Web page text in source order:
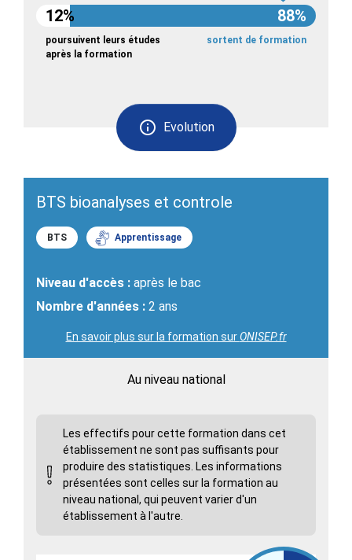
Evolution
12% 88%
poursuivent leurs études
après la formation
sortent de formation
BTS bioanalyses et controle
BTS Apprentissage
Niveau d'accès : après le bac
Nombre d'années : 2 ans
En savoir plus sur la formation surONISEP.fr
Au niveau national
Les effectifs pour cette formation dans cet
établissement ne sont pas suffisants pour
produire des statistiques. Les informations
présentées sont celles sur la formation au
niveau national, qui peuvent varier d'un
établissement à l'autre.